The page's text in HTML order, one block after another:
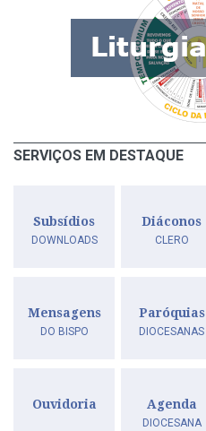
SERVIÇOS EM DESTAQUE
Subsídios
DOWNLOADS
Diáconos
CLERO
Mensagens
DO BISPO
Paróquias
DIOCESANAS
Ouvidoria Agenda
DIOCESANA